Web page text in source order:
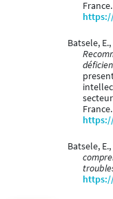
France.
Batsele,
France.
Batsele,